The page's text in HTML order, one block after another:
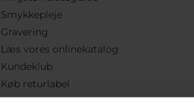
Smykkepleje
Gravering
Læs vores onlinekatalog
Kundeklub
Køb returlabel
Hent returseddel